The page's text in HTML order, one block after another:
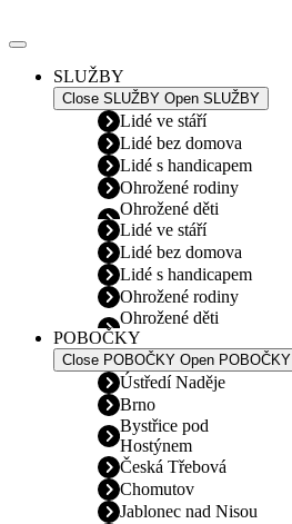
k
SLUŽBY
Close SLUŽBY Open SLUŽBY
Lidé ve stáří
Lidé bez domova
Lidé s handicapem
Ohrožené rodiny
Ohrožené děti
Lidé ve stáří
Lidé bez domova
Lidé s handicapem
Ohrožené rodiny
Ohrožené děti
POBOČKY
Close POBOČKY Open POBOČKY
Ústředí Naděje
Brno
Bystřice pod
Hostýnem
Česká Třebová
Chomutov
Jablonec nad Nisou